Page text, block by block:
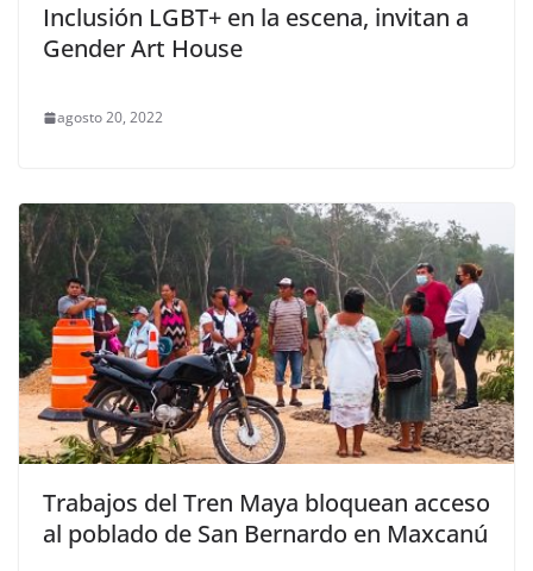
Inclusión LGBT+ en la escena, invitan a
Gender Art House
agosto 20, 2022
Trabajos del Tren Maya bloquean acceso
al poblado de San Bernardo en Maxcanú